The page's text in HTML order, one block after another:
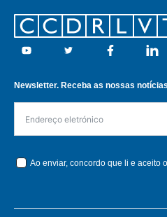
Footer
Youtube Twitter Facebook
Newsletter. Receba as nossas
Ao enviar, concordo que li e aceito